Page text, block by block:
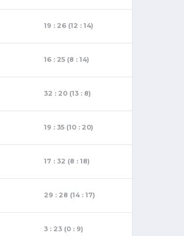
19 : 26 (12 : 14)
16 : 25 (8 : 14)
32 : 20 (13 : 8)
19 : 35 (10 : 20)
17 : 32 (8 : 18)
29 : 28 (14 : 17)
3 : 23 (0 : 9)